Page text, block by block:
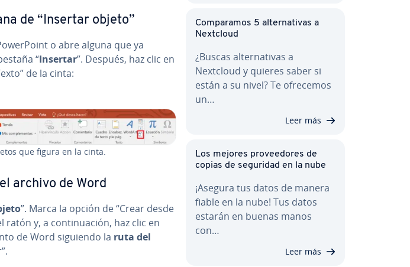
de “Insertar objeto”
o abre alguna que ya
“Insertar”. Después, haz clic en
de la cinta:
que figura en la cinta.
archivo de Word
”. Marca la opción de “Crear desde
y, a co­n­ti­nua­ción, haz clic en
de Word siguiendo la ruta del
Co­m­pa­ra­mos 5 al­te­r­na­ti­vas a
Nextcloud
¿Buscas al­te­r­na­ti­vas a
Nextcloud y quieres saber si
están a su nivel? Te ofrecemos
un…
Leer más
Los mejores pro­vee­do­res de
copias de seguridad en la nube
¡Asegura tus datos de manera
fiable en la nube! Tus datos
estarán en buenas manos
con…
Leer más